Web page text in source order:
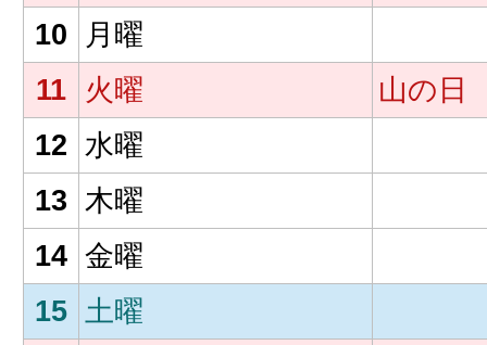
10
月曜
11
火曜
山の日
12 水曜
13 木曜
14 金曜
15
土曜